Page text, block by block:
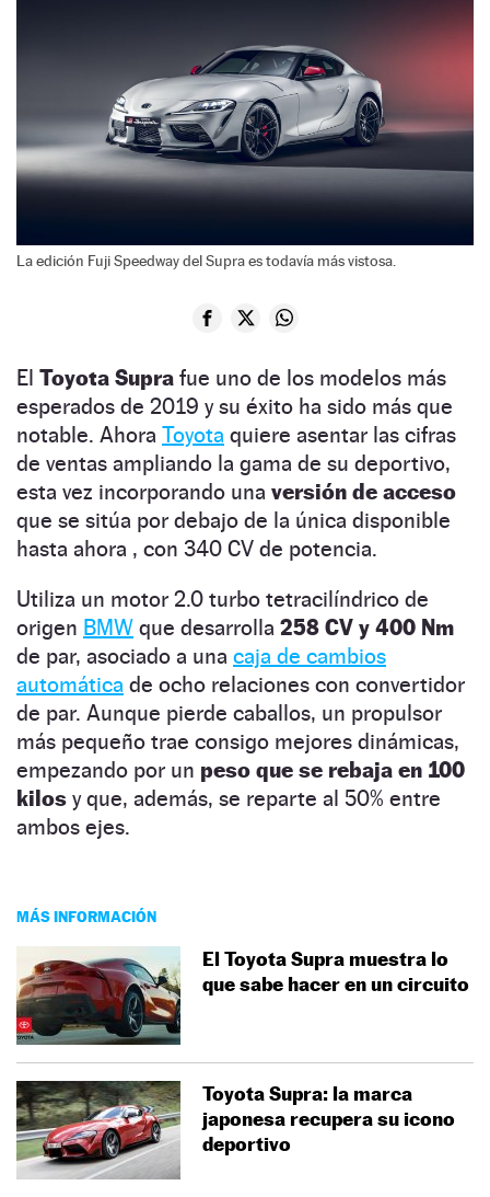
La edición Fuji Speedway del Supra es todavía más vistosa.
El Toyota Supra fue uno de los modelos más
esperados de 2019 y su éxito ha sido más que
notable. Ahora Toyota quiere asentar las cifras
de ventas ampliando la gama de su deportivo,
esta vez incorporando una versión de acceso
que se sitúa por debajo de la única disponible
hasta ahora , con 340 CV de potencia.
Utiliza un motor 2.0 turbo tetracilíndrico de
origen BMW que desarrolla 258 CV y 400 Nm
de par, asociado a una caja de cambios
automática de ocho relaciones con convertidor
de par. Aunque pierde caballos, un propulsor
más pequeño trae consigo mejores dinámicas,
empezando por un peso que se rebaja en 100
kilos y que, además, se reparte al 50% entre
ambos ejes.
MÁS INFORMACIÓN
El Toyota Supra muestra lo
que sabe hacer en un circuito
Toyota Supra: la marca
japonesa recupera su icono
deportivo